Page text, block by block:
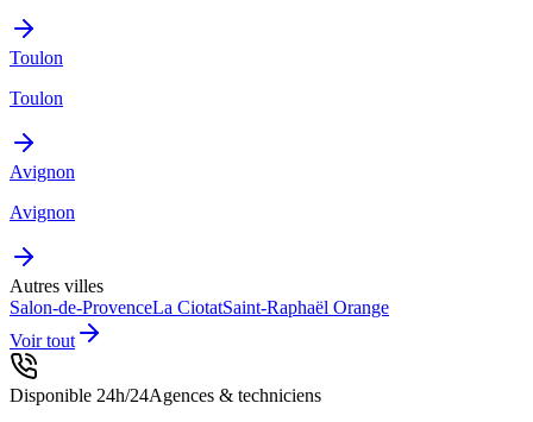
Toulon
Toulon
Avignon
Avignon
Autres villes
Salon-de-ProvenceLa CiotatSaint-Raphaël Orange
Voir tout
Disponible 24h/24Agences & techniciens